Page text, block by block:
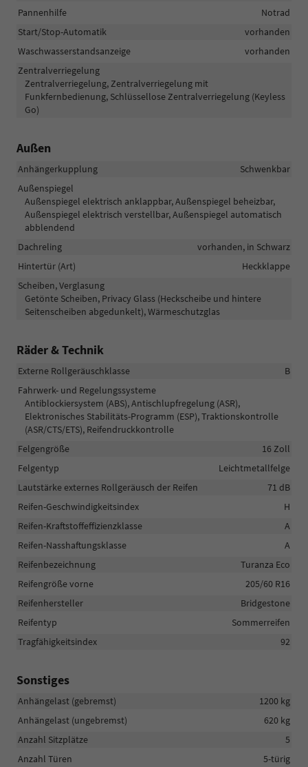
Pannenhilfe
Notrad
Start/Stop-Automatik
vorhanden
Waschwasserstandsanzeige
vorhanden
Zentralverriegelung
Zentralverriegelung, Zentralverriegelung mit
Funkfernbedienung, Schlüssellose Zentralverriegelung (Keyless
Go)
Außen
Anhängerkupplung
Schwenkbar
Außenspiegel
Außenspiegel elektrisch anklappbar, Außenspiegel beheizbar,
Außenspiegel elektrisch verstellbar, Außenspiegel automatisch
abblendend
Dachreling
vorhanden, in Schwarz
Hintertür (Art)
Heckklappe
Scheiben, Verglasung
Getönte Scheiben, Privacy Glass (Heckscheibe und hintere
Seitenscheiben abgedunkelt), Wärmeschutzglas
Räder & Technik
Externe Rollgeräuschklasse
B
Fahrwerk- und Regelungssysteme
Antiblockiersystem (ABS), Antischlupfregelung (ASR),
Elektronisches Stabilitäts-Programm (ESP), Traktionskontrolle
(ASR/CTS/ETS), Reifendruckkontrolle
Felgengröße
16 Zoll
Felgentyp
Leichtmetallfelge
Lautstärke externes Rollgeräusch der Reifen
71 dB
Reifen-Geschwindigkeitsindex
H
Reifen-Kraftstoffeffizienzklasse
A
Reifen-Nasshaftungsklasse
A
Reifenbezeichnung
Turanza Eco
Reifengröße vorne
205/60 R16
Reifenhersteller
Bridgestone
Reifentyp
Sommerreifen
Tragfähigkeitsindex
92
Sonstiges
Anhängelast (gebremst)
1200 kg
Anhängelast (ungebremst)
620 kg
Anzahl Sitzplätze
5
Anzahl Türen
5-türig